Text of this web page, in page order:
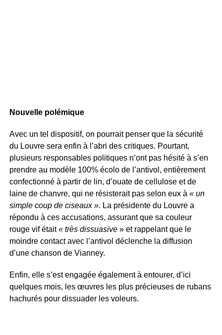
Nouvelle polémique
Avec un tel dispositif, on pourrait penser que la sécurité
du Louvre sera enfin à l’abri des critiques. Pourtant,
plusieurs responsables politiques n’ont pas hésité à s’en
prendre au modèle 100% écolo de l’antivol, entièrement
confectionné à partir de lin, d’ouate de cellulose et de
laine de chanvre, qui ne résisterait pas selon eux à « un
simple coup de ciseaux ». La présidente du Louvre a
répondu à ces accusations, assurant que sa couleur
rouge vif était« très dissuasive» et rappelant que le
moindre contact avec l’antivol déclenche la diffusion
d’une chanson de Vianney.
Enfin, elle s’est engagée également à entourer, d’ici
quelques mois, les œuvres les plus précieuses de rubans
hachurés pour dissuader les voleurs.